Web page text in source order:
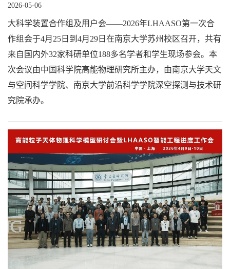
2026-05-06
大科学装置合作组及用户会——2026年LHAASO第一次合
作组会于4月25日到4月29日在南京大学苏州校区召开，共有
来自国内外32家科研单位188多名学者和学生现场参会。本
次会议由中国科学院高能物理研究所主办，由南京大学天文
与空间科学学院、南京大学前沿科学学院深空探测与技术研
究院承办。